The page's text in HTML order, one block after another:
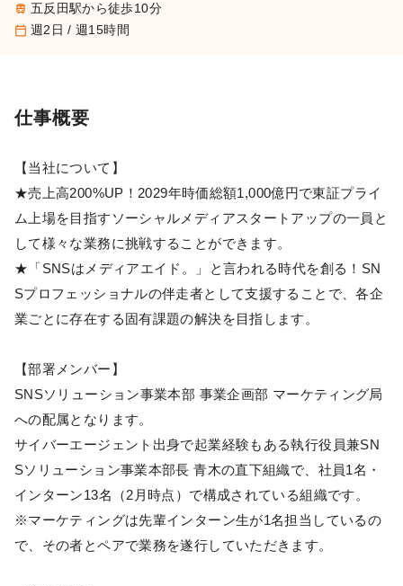
train 五反田駅から徒歩10分
calendar_today 週2日 / 週15時間
仕事概要
【当社について】
★売上高200%UP！2029年時価総額1,000億円で東証プライ
ム上場を目指すソーシャルメディアスタートアップの一員と
して様々な業務に挑戦することができます。
★「SNSはメディアエイド。」と言われる時代を創る！SN
Sプロフェッショナルの伴走者として支援することで、各企
業ごとに存在する固有課題の解決を目指します。
【部署メンバー】
SNSソリューション事業本部 事業企画部 マーケティング局
への配属となります。
サイバーエージェント出身で起業経験もある執行役員兼SN
Sソリューション事業本部長 青木の直下組織で、社員1名・
インターン13名（2月時点）で構成されている組織です。
※マーケティングは先輩インターン生が1名担当しているの
で、その者とペアで業務を遂行していただきます。